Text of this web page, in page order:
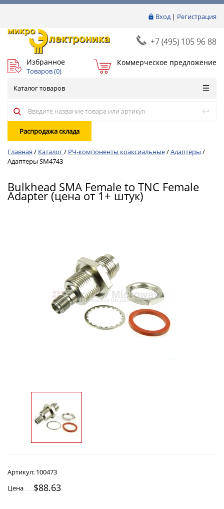
Вход| Регистрация
+7 (495) 105 96 88
Избранное
Товаров (0)
Коммерческое предложение
Каталог товаров
Распродажа склада
Главная / Каталог/ РЧ-компоненты коаксиальные/Адаптеры /
Адаптеры SM4743
Bulkhead SMA Female to TNC Female
Adapter (цена от 1+ штук)
Артикул: 100473
Цена
$88.63